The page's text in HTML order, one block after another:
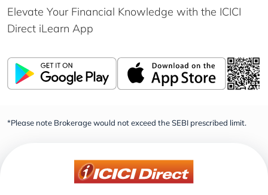
Elevate Your Financial Knowledge with the ICICI
Direct iLearn App
*Please note Brokerage would not exceed the SEBI prescribed limit.